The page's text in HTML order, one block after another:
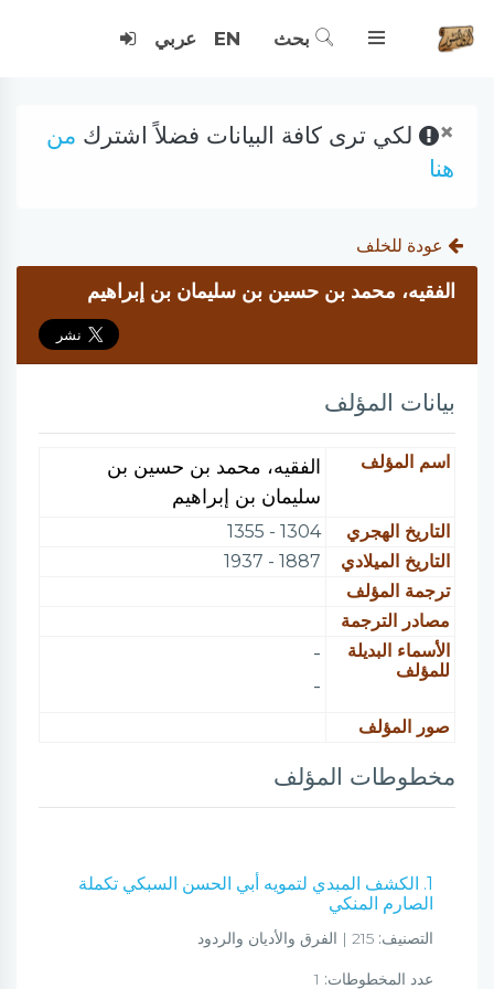
بحث EN عربي
× لكي ترى كافة البيانات فضلاً اشترك من
هنا
عودة للخلف
الفقيه، محمد بن حسين بن سليمان بن إبراهيم
بيانات المؤلف
اسم المؤلف
الفقيه، محمد بن حسين بن
سليمان بن إبراهيم
التاريخ الهجري
1304 - 1355
التاريخ الميلادي
1887 - 1937
ترجمة المؤلف
مصادر الترجمة
الأسماء البديلة
للمؤلف
-
-
صور المؤلف
مخطوطات المؤلف
1. الكشف المبدي لتمويه أبي الحسن السبكي تكملة
الصارم المنكي
التصنيف:
عدد المخطوطات: